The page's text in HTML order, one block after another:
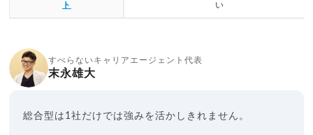
ト い
すべらないキャリアエージェント代表
末永雄大
総合型は1社だけでは強みを活かしきれません。